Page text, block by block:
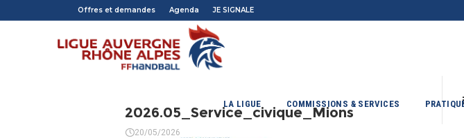
Offres et demandes Agenda JE SIGNALE
LA LIGUE COMMISSIONS & SERVICES
2026.05_Service_civique_Mions
20/05/2026